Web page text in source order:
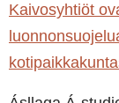
Kaivosyhtiöt